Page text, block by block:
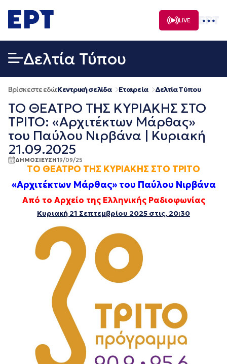
σε
περιεχόμενο
LIVE
Δελτία Τύπου
Βρίσκεστε εδώ:Κεντρική σελίδα Εταιρεία Δελτία Τύπου
ΤΟ ΘΕΑΤΡΟ ΤΗΣ ΚΥΡΙΑΚΗΣ ΣΤΟ
ΤΡΙΤΟ: «Αρχιτέκτων Μάρθας»
του Παύλου Νιρβάνα | Κυριακή
21.09.2025
ΔΗΜΟΣΙΕΥΣΗ19/09/25
ΤΟ ΘΕΑΤΡΟ ΤΗΣ ΚΥΡΙΑΚΗΣ ΣΤΟ ΤΡΙΤΟ
«Αρχιτέκτων Μάρθας» του Παύλου Νιρβάνα
Από το Αρχείο της Ελληνικής Ραδιοφωνίας
Κυριακή 21 Σεπτεμβρίου 2025 στις, 20:30